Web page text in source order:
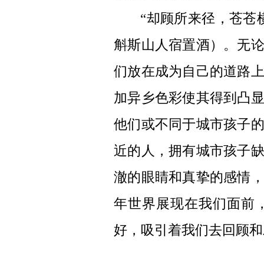
“却顾所来径，苍苍
斛斯山人宿置酒）。无
们放在成为自己的道路
加异乡色彩使其得到凸
他们或不同于城市孩子
近的人，拥有城市孩子
澈的眼睛和真挚的感情
年世界展现在我们面前
好，吸引着我们去回顾